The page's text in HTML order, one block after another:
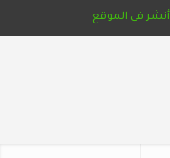
أنشر في الموقع